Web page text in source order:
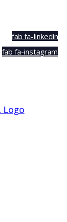
fab fa-linkedin
fab fa-instagram